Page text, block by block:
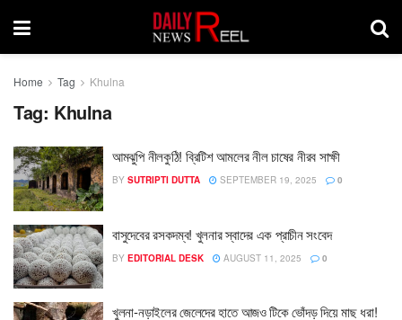
Home Tag Khulna
Tag: Khulna
আমঝুপি নীলকুঠি! ব্রিটিশ আমলের নীল চাষের নীরব সাক্ষী
BY SUTRIPTI DUTTA SEPTEMBER 19, 2025 0
বাসুদেবের রসকদম্ব! খুলনার স্বাদের এক প্রাচীন সংবেদ
BY EDITORIAL DESK AUGUST 11, 2025 0
খুলনা-নড়াইলের জেলেদের হাতে আজও টিকে ভোঁদড় দিয়ে মাছ ধরা!